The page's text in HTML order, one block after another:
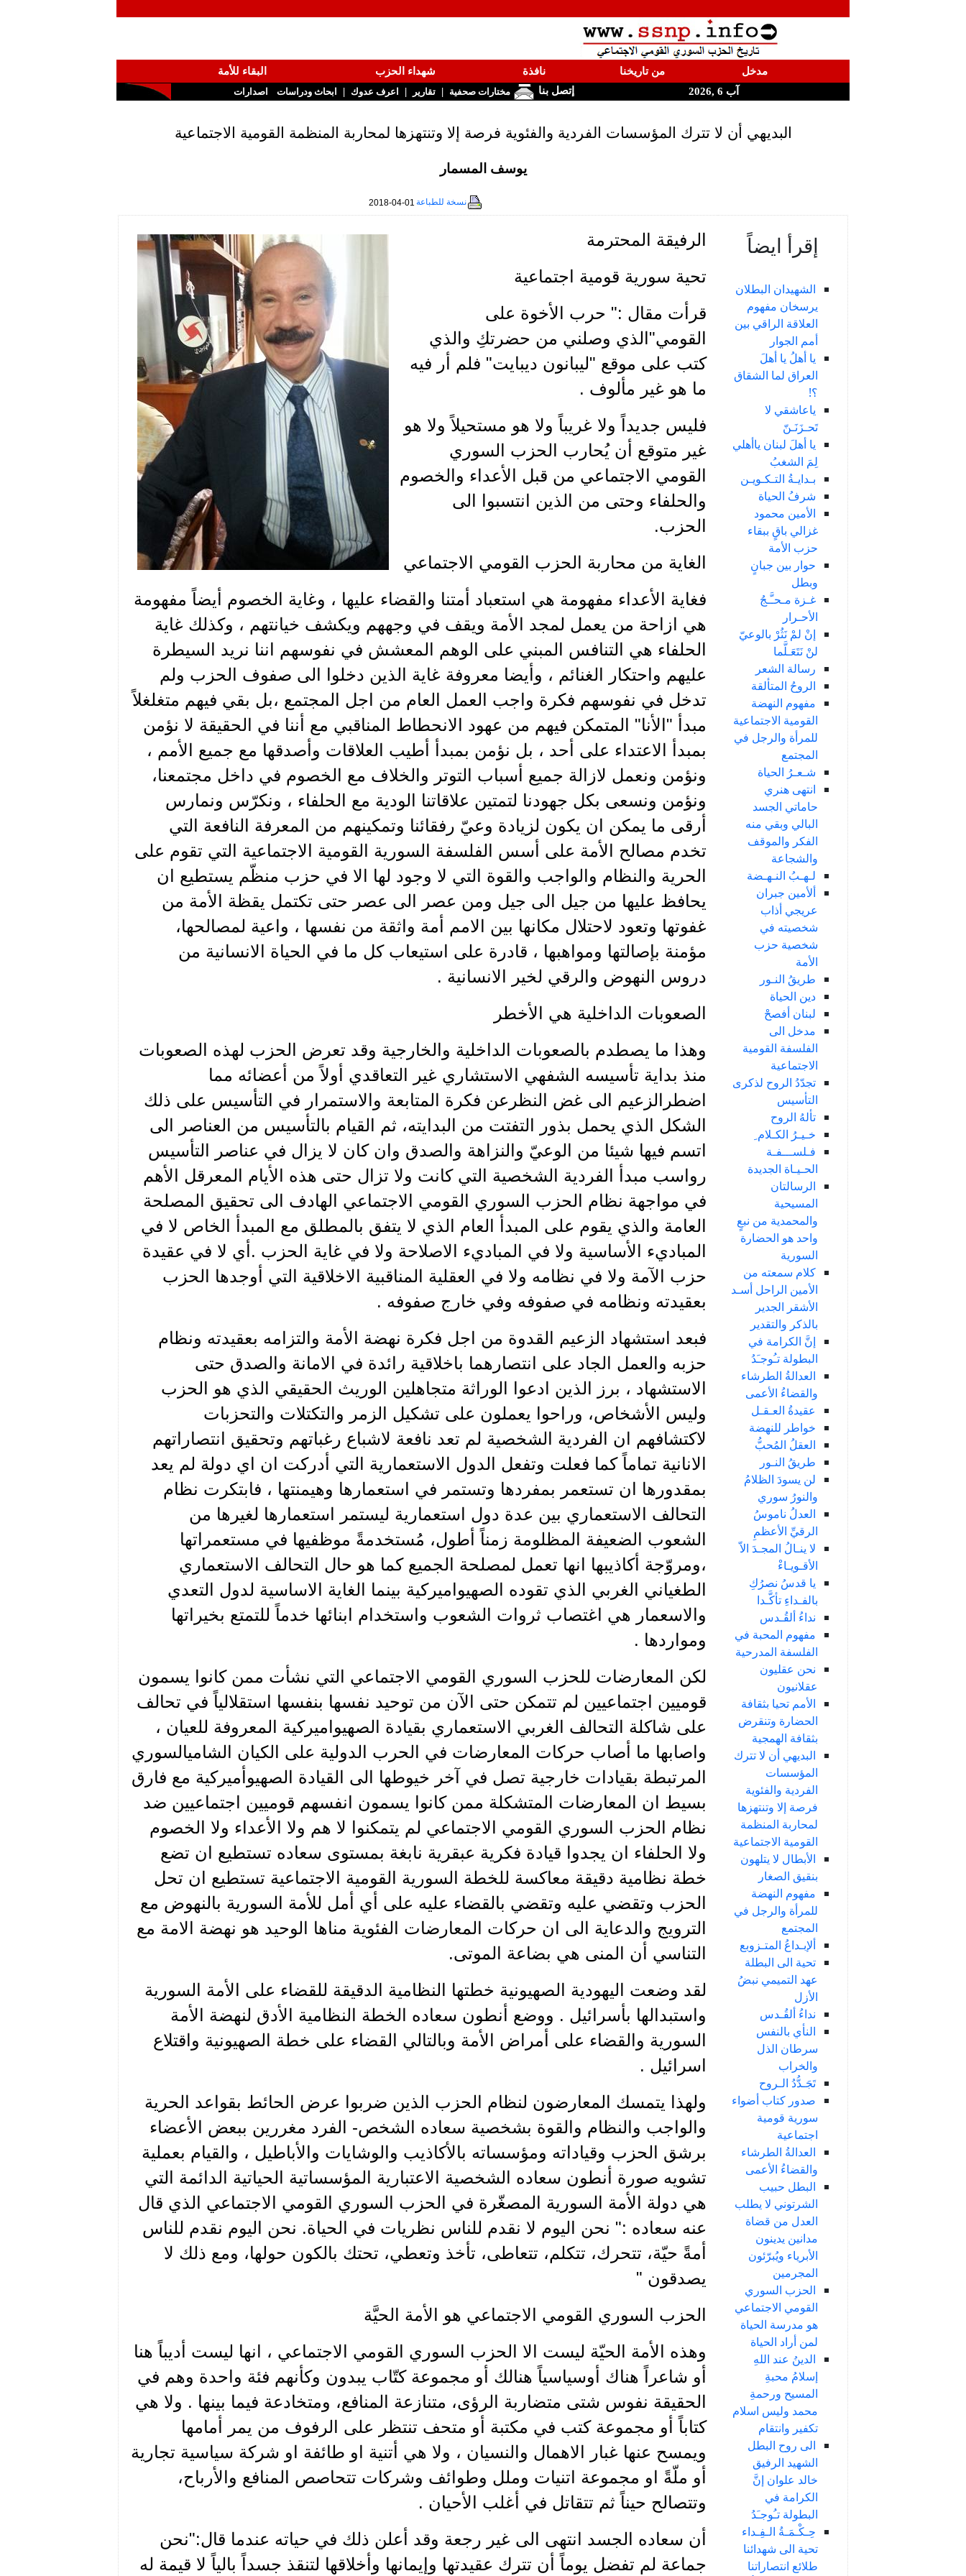
مدخل من تاريخنا نافذة شهداء الحزب
البقاء للأمة
آب 6 ,2026
إتصل بنا مختارات صحفية | تقارير | اعرف عدوك | ابحاث ودراسات اصدارات
البديهي أن لا تترك المؤسسات الفردية والفئوية فرصة إلا وتنتهزها لمحاربة المنظمة القومية الاجتماعية
يوسف المسمار
نسخة للطباعة 2018-04-01
إقرأ ايضاً
الشهيدان البطلان
يرسخان مفهوم
العلاقة الراقي بين
أمم الجوار
يا أهلُ يا أهلَ
العراق لما الشقاق
؟!
ياعاشقي لا
تَحـزَنَـنّ
يا أهلَ لبنان ياأهلي
لِمَ الشغبُ
بـدايـةُ التـكـويـن
شرفُ الحياة
الأمين محمود
غزالي باقٍ ببقاء
حزب الأمة
حوار بين جبانٍ
وبطل
غـزة مـحـَّـجُ
الأحـرار
إنْ لمْ نَثُرْ بالوعيّ
لنْ نَتَعَـلَّما
رسالة الشعر
الروحُ المتألقة
مفهوم النهضة
القومية الاجتماعية
للمرأة والرجل في
المجتمع
شـعـرُ الحياة
انتهى هنري
حاماتي الجسد
البالي وبقي منه
الفكر والموقف
والشجاعة
لـهـبُ النـهـضة
ألأمين جبران
عريجي أذاب
شخصيته في
شخصية حزب
الأمة
طريقُ النـور
دين الحياة
لبنان أفصحْ
مدخل الى
الفلسفة القومية
الاجتماعية
تجدّدُ الروح لذكرى
التأسيس
تألهُ الروح
خـيـرُ الكـلام ِ
فـلســـفـة
الحـيـاة الجديدة
الرسالتان
المسيحية
والمحمدية من نبعٍ
واحد هو الحضارة
السورية
كلام سمعته من
الأمين الراحل أسـد
الأشقر الجدير
بالذكر والتقدير
إنَّ الكرامة في
البطولة تـُوجـَدُ
العدالةُ الطرشاء
والقضاءُ الأعمى
عقيدةُ العـقـل
خواطر للنهضة
العقلُ المُحبُّ
طريقُ النـور
لن يسودَ الظلامُ
والنورُ سوري
العدلُ ناموسُ
الرقيِّ الأعظمِ
لا ينـالُ المجـدَ الاّ
الأقـويـاءْ
يا قدسُ نصرُكِ
بالفـداءِ تأكَّـدا
نداءُ ألقُـدس
مفهوم المحبة في
الفلسفة المدرحية
نحن عقليون
عقلانيون
الأمم تحيا بثقافة
الحضارة وتنقرض
بثقافة الهمجية
البديهي أن لا تترك
المؤسسات
الفردية والفئوية
فرصة إلا وتنتهزها
لمحاربة المنظمة
القومية الاجتماعية
الأبطال لا يتلهون
بنقيق الصغار
مفهوم النهضة
للمرأة والرجل في
المجتمع
ألإبـداعُ المتـزوبع
تحية الى البطلة
عهد التميمي نبضُ
الأزل
نداءُ ألقُـدس
النأي بالنفس
سرطان الذل
والخراب
تَجَـدُّدُ الـروح
صدور كتاب أضواء
سورية قومية
اجتماعية
العدالةُ الطرشاء
والقضاءُ الأعمى
البطل حبيب
الشرتوني لا يطلب
العدل من قضاة
مدانين يدينون
الأبرياء ويُبرّئون
المجرمين
الحزب السوري
القومي الاجتماعي
هو مدرسة الحياة
لمن أراد الحياة
الدينُ عند اللهِ
إسلامُ محبةِ
المسيح ورحمةِ
محمد وليس اسلام
تكفير وانتقام
الى روح البطل
الشهيد الرفيق
خالد علوان إنَّ
الكرامة في
البطولة تـُوجـَدُ
حِـكْـمَـةُ الـفِـداء
تحية الى شهدائنا
طلائع انتصاراتنا
الرفيقة المحترمة
تحية سورية قومية اجتماعية
قرأت مقال :" حرب الأخوة على
القومي"الذي وصلني من حضرتكِ والذي
كتب على موقع "ليبانون ديبايت" فلم أر فيه
ما هو غير مألوف .
فليس جديداً ولا غريباً ولا هو مستحيلاً ولا هو
غير متوقع أن يُحارب الحزب السوري
القومي الاجتماعي من قبل الأعداء والخصوم
والحلفاء وحتى من الذين انتسبوا الى
الحزب.
الغاية من محاربة الحزب القومي الاجتماعي
فغاية الأعداء مفهومة هي استعباد أمتنا والقضاء عليها ، وغاية الخصوم أيضاً مفهومة
هي ازاحة من يعمل لمجد الأمة ويقف في وجههم ويكشف خيانتهم ، وكذلك غاية
الحلفاء هي التنافس المبني على الوهم المعشش في نفوسهم اننا نريد السيطرة
عليهم واحتكار الغنائم ، وأيضا معروفة غاية الذين دخلوا الى صفوف الحزب ولم
تدخل في نفوسهم فكرة واجب العمل العام من اجل المجتمع ،بل بقي فيهم متغلغلاً
مبدأ "الأنا" المتمكن فيهم من عهود الانحطاط المناقبي مع أننا في الحقيقة لا نؤمن
بمبدأ الاعتداء على أحد ، بل نؤمن بمبدأ أطيب العلاقات وأصدقها مع جميع الأمم ،
ونؤمن ونعمل لازالة جميع أسباب التوتر والخلاف مع الخصوم في داخل مجتمعنا،
ونؤمن ونسعى بكل جهودنا لتمتين علاقاتنا الودية مع الحلفاء ، ونكرّس ونمارس
أرقى ما يمكن ان يكون لزيادة وعيّ رفقائنا وتمكينهم من المعرفة النافعة التي
تخدم مصالح الأمة على أسس الفلسفة السورية القومية الاجتماعية التي تقوم على
الحرية والنظام والواجب والقوة التي لا وجود لها الا في حزب منظّم يستطيع ان
يحافظ عليها من جيل الى جيل ومن عصر الى عصر حتى تكتمل يقظة الأمة من
غفوتها وتعود لاحتلال مكانها بين الامم أمة واثقة من نفسها ، واعية لمصالحها،
مؤمنة بإصالتها ومواهبها ، قادرة على استيعاب كل ما في الحياة الانسانية من
دروس النهوض والرقي لخير الانسانية .
الصعوبات الداخلية هي الأخطر
وهذا ما يصطدم بالصعوبات الداخلية والخارجية وقد تعرض الحزب لهذه الصعوبات
منذ بداية تأسيسه الشفهي الاستشاري غير التعاقدي أولاً من أعضائه مما
اضطرالزعيم الى غض النظرعن فكرة المتابعة والاستمرار في التأسيس على ذلك
الشكل الذي يحمل بذور التفتت من البدايته، ثم القيام بالتأسيس من العناصر الى
اتسم فيها شيئا من الوعيّ والنزاهة والصدق وان كان لا يزال في عناصر التأسيس
رواسب مبدأ الفردية الشخصية التي كانت ولا تزال حتى هذه الأيام المعرقل الأهم
في مواجهة نظام الحزب السوري القومي الاجتماعي الهادف الى تحقيق المصلحة
العامة والذي يقوم على المبدأ العام الذي لا يتفق بالمطلق مع المبدأ الخاص لا في
المباديء الأساسية ولا في المباديء الاصلاحة ولا في غاية الحزب .أي لا في عقيدة
حزب الآمة ولا في نظامه ولا في العقلية المناقبية الاخلاقية التي أوجدها الحزب
بعقيدته ونظامه في صفوفه وفي خارج صفوفه .
فبعد استشهاد الزعيم القدوة من اجل فكرة نهضة الأمة والتزامه بعقيدته ونظام
حزبه والعمل الجاد على انتصارهما باخلاقية رائدة في الامانة والصدق حتى
الاستشهاد ، برز الذين ادعوا الوراثة متجاهلين الوريث الحقيقي الذي هو الحزب
وليس الأشخاص، وراحوا يعملون على تشكيل الزمر والتكتلات والتحزبات
لاكتشافهم ان الفردية الشخصية لم تعد نافعة لاشباع رغباتهم وتحقيق انتصاراتهم
الانانية تماماً كما فعلت وتفعل الدول الاستعمارية التي أدركت ان اي دولة لم يعد
بمقدورها ان تستعمر بمفردها وتستمر في استعمارها وهيمنتها ، فابتكرت نظام
التحالف الاستعماري بين عدة دول استعمارية ليستمر استعمارها لغيرها من
الشعوب الضعيفة المظلومة زمناً أطول، مُستخدمةً موظفيها في مستعمراتها
،ومروّجة أكاذيبها انها تعمل لمصلحة الجميع كما هو حال التحالف الاستعماري
الطغياني الغربي الذي تقوده الصهيواميركية بينما الغاية الاساسية لدول التعدي
والاسعمار هي اغتصاب ثروات الشعوب واستخدام ابنائها خدماً للتمتع بخيراتها
ومواردها .
لكن المعارضات للحزب السوري القومي الاجتماعي التي نشأت ممن كانوا يسمون
قوميين اجتماعيين لم تتمكن حتى الآن من توحيد نفسها بنفسها استقلالياً في تحالف
على شاكلة التحالف الغربي الاستعماري بقيادة الصهيواميركية المعروفة للعيان ،
واصابها ما أصاب حركات المعارضات في الحرب الدولية على الكيان الشاميالسوري
المرتبطة بقيادات خارجية تصل في آخر خيوطها الى القيادة الصهيوأميركية مع فارق
بسيط ان المعارضات المتشكلة ممن كانوا يسمون انفسهم قوميين اجتماعيين ضد
نظام الحزب السوري القومي الاجتماعي لم يتمكنوا لا هم ولا الأعداء ولا الخصوم
ولا الحلفاء ان يجدوا قيادة فكرية عبقرية نابغة بمستوى سعاده تستطيع ان تضع
خطة نظامية دقيقة معاكسة للخطة السورية القومية الاجتماعية تستطيع ان تحل
الحزب وتقضي عليه وتقضي بالقضاء عليه على أي أمل للأمة السورية بالنهوض مع
الترويج والدعاية الى ان حركات المعارضات الفئوية مناها الوحيد هو نهضة الامة مع
التناسي أن المنى هي بضاعة الموتى.
لقد وضعت اليهودية الصهيونية خطتها النظامية الدقيقة للقضاء على الأمة السورية
واستبدالها بأسرائيل . ووضع أنطون سعاده الخطة النظامية الأدق لنهضة الأمة
السورية والقضاء على أمراض الأمة وبالتالي القضاء على خطة الصهيونية واقتلاع
اسرائيل .
ولهذا يتمسك المعارضون لنظام الحزب الذين ضربوا عرض الحائط بقواعد الحرية
والواجب والنظام والقوة بشخصية سعاده الشخص- الفرد مغررين ببعض الأعضاء
برشق الحزب وقياداته ومؤسساته بالأكاذيب والوشايات والأباطيل ، والقيام بعملية
تشويه صورة أنطون سعاده الشخصية الاعتبارية المؤسساتية الحياتية الدائمة التي
هي دولة الأمة السورية المصغّرة في الحزب السوري القومي الاجتماعي الذي قال
عنه سعاده :" نحن اليوم لا نقدم للناس نظريات في الحياة. نحن اليوم نقدم للناس
أمةً حيّة، تتحرك، تتكلم، تتعاطى، تأخذ وتعطي، تحتك بالكون حولها، ومع ذلك لا
يصدقون "
الحزب السوري القومي الاجتماعي هو الأمة الحيَّة
وهذه الأمة الحيّة ليست الا الحزب السوري القومي الاجتماعي ، انها ليست أديباً هنا
أو شاعراً هناك أوسياسياً هنالك أو مجموعة كتّاب يبدون وكأنهم فئة واحدة وهم في
الحقيقة نفوس شتى متضاربة الرؤى، متنازعة المنافع، ومتخادعة فيما بينها . ولا هي
كتاباً أو مجموعة كتب في مكتبة أو متحف تنتظر على الرفوف من يمر أمامها
ويمسح عنها غبار الاهمال والنسيان ، ولا هي أتنية او طائفة او شركة سياسية تجارية
أو ملّةً او مجموعة اتنيات وملل وطوائف وشركات تتحاصص المنافع والأرباح،
وتتصالح حيناً ثم تتقاتل في أغلب الأحيان .
أن سعاده الجسد انتهى الى غير رجعة وقد أعلن ذلك في حياته عندما قال:"نحن
جماعة لم تفضل يوماً أن تترك عقيدتها وإيمانها وأخلاقها لتنقذ جسداً بالياً لا قيمة له